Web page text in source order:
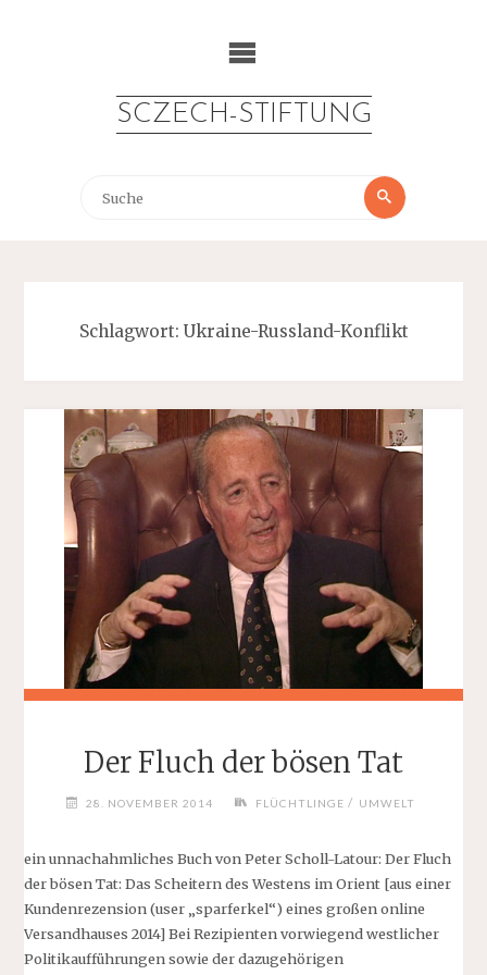
SCZECH-STIFTUNG
Suche
Suche
Schlagwort: Ukraine-Russland-Konflikt
Der Fluch der bösen Tat
28. NOVEMBER 2014 FLÜCHTLINGE / UMWELT
ein unnachahmliches Buch von Peter Scholl-Latour: Der Fluch
der bösen Tat: Das Scheitern des Westens im Orient [aus einer
Kundenrezension (user „sparferkel“) eines großen online
Versandhauses 2014] Bei Rezipienten vorwiegend westlicher
Politikaufführungen sowie der dazugehörigen